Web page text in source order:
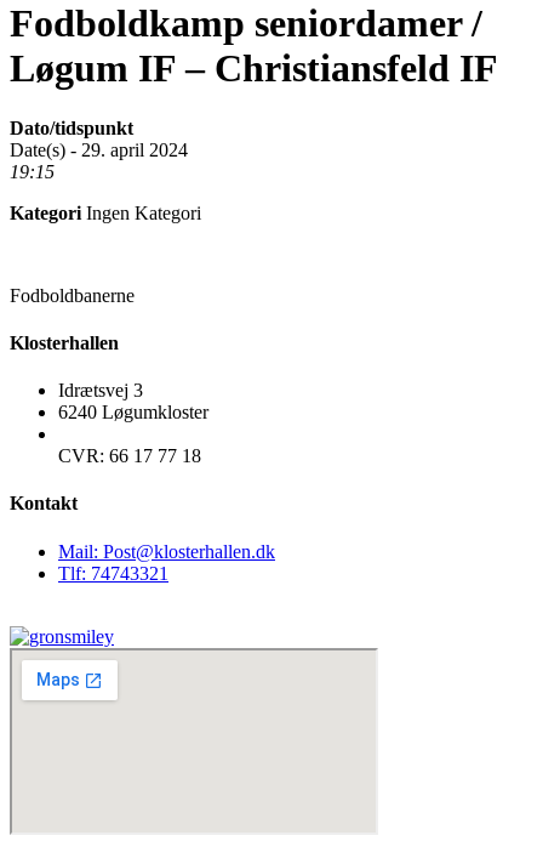
Fodboldkamp seniordamer /
Løgum IF – Christiansfeld IF
Dato/tidspunkt
Date(s) - 29. april 2024
19:15
Kategori Ingen Kategori
Fodboldbanerne
Klosterhallen
Idrætsvej 3
6240 Løgumkloster
CVR: 66 17 77 18
Kontakt
Mail: Post@klosterhallen.dk
Tlf: 74743321